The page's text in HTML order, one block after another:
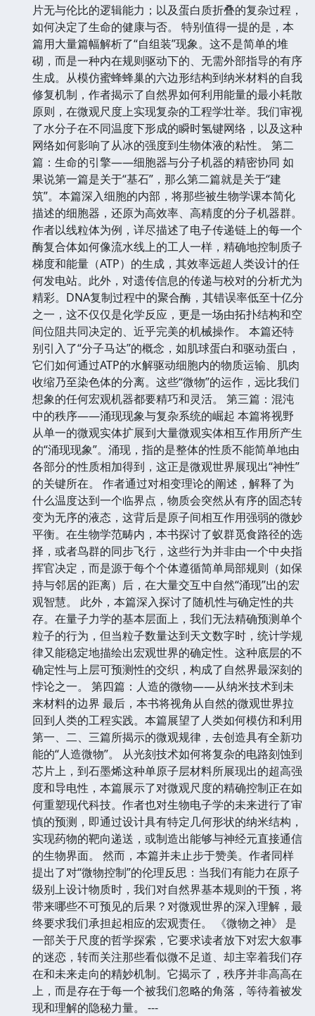
片无与伦比的逻辑能力；以及蛋白质折叠的复杂过程，
如何决定了生命的健康与否。 特别值得一提的是，本
篇用大量篇幅解析了“自组装”现象。这不是简单的堆
砌，而是一种内在规则驱动下的、无需外部指导的有序
生成。从模仿蜜蜂蜂巢的六边形结构到纳米材料的自我
修复机制，作者揭示了自然界如何利用能量的最小耗散
原则，在微观尺度上实现复杂的工程学壮举。我们审视
了水分子在不同温度下形成的瞬时氢键网络，以及这种
网络如何影响了从冰的强度到生物体液的粘性。 第二
篇：生命的引擎——细胞器与分子机器的精密协同 如
果说第一篇是关于“基石”，那么第二篇就是关于“建
筑”。本篇深入细胞的内部，将那些被生物学课本简化
描述的细胞器，还原为高效率、高精度的分子机器群。
作者以线粒体为例，详尽描述了电子传递链上的每一个
酶复合体如何像流水线上的工人一样，精确地控制质子
梯度和能量（ATP）的生成，其效率远超人类设计的任
何发电站。此外，对遗传信息的传递与校对的分析尤为
精彩。DNA复制过程中的聚合酶，其错误率低至十亿分
之一，这不仅仅是化学反应，更是一场由拓扑结构和空
间位阻共同决定的、近乎完美的机械操作。 本篇还特
别引入了“分子马达”的概念，如肌球蛋白和驱动蛋白，
它们如何通过ATP的水解驱动细胞内的物质运输、肌肉
收缩乃至染色体的分离。这些“微物”的运作，远比我们
想象的任何宏观机器都要精巧和灵活。 第三篇：混沌
中的秩序——涌现现象与复杂系统的崛起 本篇将视野
从单一的微观实体扩展到大量微观实体相互作用所产生
的“涌现现象”。涌现，指的是整体的性质不能简单地由
各部分的性质相加得到，这正是微观世界展现出“神性”
的关键所在。 作者通过对相变理论的阐述，解释了为
什么温度达到一个临界点，物质会突然从有序的固态转
变为无序的液态，这背后是原子间相互作用强弱的微妙
平衡。在生物学范畴内，本书探讨了蚁群觅食路径的选
择，或者鸟群的同步飞行，这些行为并非由一个中央指
挥官决定，而是源于每个个体遵循简单局部规则（如保
持与邻居的距离）后，在大量交互中自然“涌现”出的宏
观智慧。 此外，本篇深入探讨了随机性与确定性的共
存。在量子力学的基本层面上，我们无法精确预测单个
粒子的行为，但当粒子数量达到天文数字时，统计学规
律又能稳定地描绘出宏观世界的确定性。这种底层的不
确定性与上层可预测性的交织，构成了自然界最深刻的
悖论之一。 第四篇：人造的微物——从纳米技术到未
来材料的边界 最后，本书将视角从自然的微观世界拉
回到人类的工程实践。本篇展望了人类如何模仿和利用
第一、二、三篇所揭示的微观规律，去创造具有全新功
能的“人造微物”。 从光刻技术如何将复杂的电路刻蚀到
芯片上，到石墨烯这种单原子层材料所展现出的超高强
度和导电性，本篇展示了对微观尺度的精确控制正在如
何重塑现代科技。作者也对生物电子学的未来进行了审
慎的预测，即通过设计具有特定几何形状的纳米结构，
实现药物的靶向递送，或制造出能够与神经元直接通信
的生物界面。 然而，本篇并未止步于赞美。作者同样
提出了对“微物控制”的伦理反思：当我们有能力在原子
级别上设计物质时，我们对自然界基本规则的干预，将
带来哪些不可预见的后果？对微观世界的深入理解，最
终要求我们承担起相应的宏观责任。 《微物之神》 是
一部关于尺度的哲学探索，它要求读者放下对宏大叙事
的迷恋，转而关注那些看似微不足道、却主宰着我们存
在和未来走向的精妙机制。它揭示了，秩序并非高高在
上，而是存在于每一个被我们忽略的角落，等待着被发
现和理解的隐秘力量。 ---